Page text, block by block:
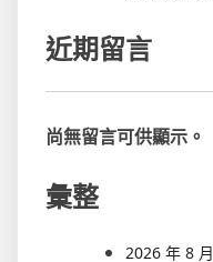
近期留言
尚無留言可供顯示。
彙整
2026 年 8 月